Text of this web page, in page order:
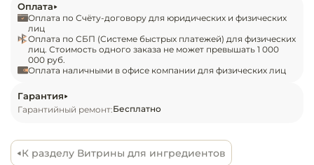
Оснащение
отелей
Оплата
Оплата по Счёту-договору для юридических и физических
лиц
Оплата по СБП (Системе быстрых платежей) для физических
лиц. Стоимость одного заказа не может превышать 1 000
000 руб.
Оплата наличными в офисе компании для физических лиц
Гарантия
Гарантийный ремонт:Бесплатно
К разделу Витрины для ингредиентов